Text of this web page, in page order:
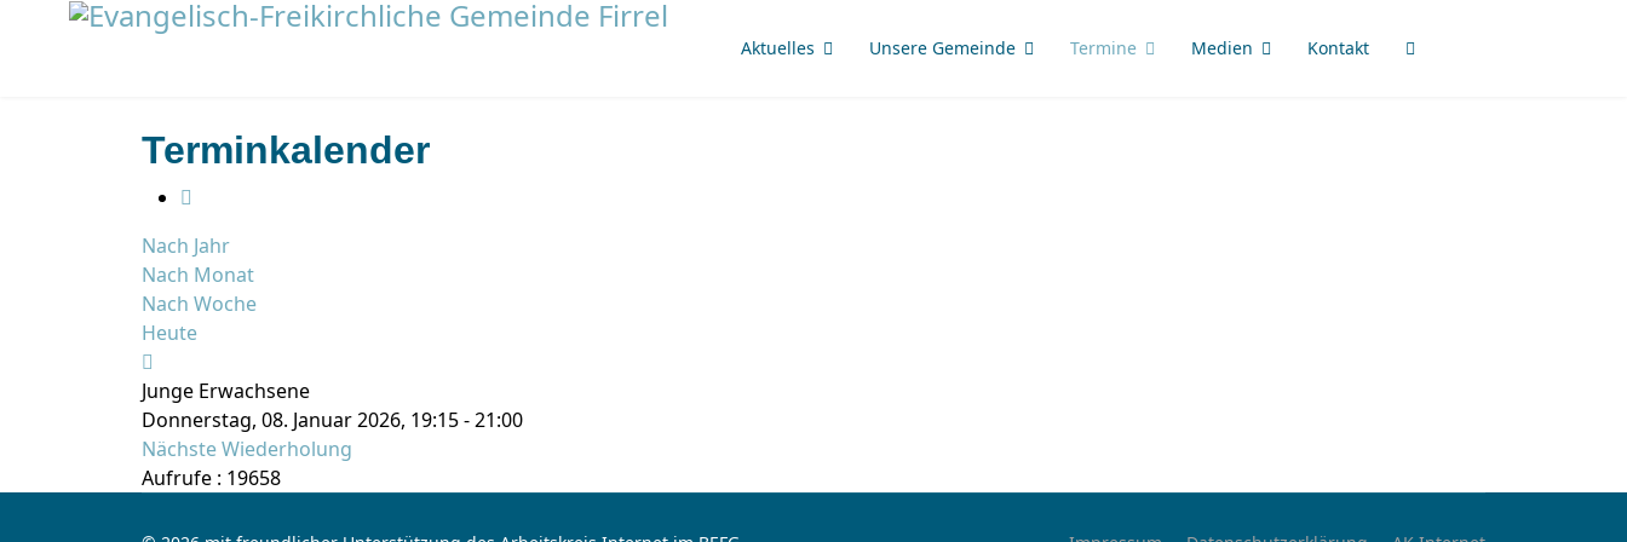
Aktuelles Unsere Gemeinde Termine Medien Kontakt
Terminkalender
Nach Jahr
Nach Monat
Nach Woche
Heute
Junge Erwachsene
Donnerstag, 08. Januar 2026, 19:15 - 21:00
Nächste Wiederholung
Aufrufe : 19658